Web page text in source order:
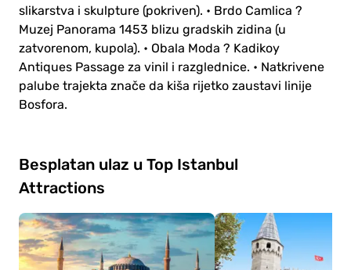
slikarstva i skulpture (pokriven). • Brdo Camlica ?
Muzej Panorama 1453 blizu gradskih zidina (u
zatvorenom, kupola). • Obala Moda ? Kadikoy
Antiques Passage za vinil i razglednice. • Natkrivene
palube trajekta znače da kiša rijetko zaustavi linije
Bosfora.
Besplatan ulaz u Top Istanbul
Attractions